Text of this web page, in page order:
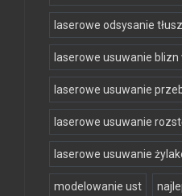
laserowe odsysanie
laserowe usuwanie
laserowe usuwanie
laserowe usuwanie
laserowe usuwanie
modelowanie ust